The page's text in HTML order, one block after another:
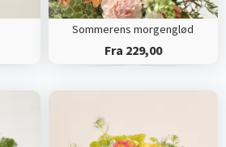
Sommerens morgenglød
Fra 229,00